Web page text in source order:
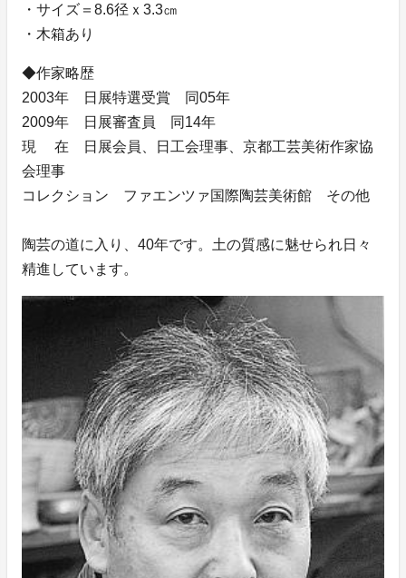
・サイズ＝8.6径ｘ3.3㎝
・木箱あり
◆作家略歴
2003年 日展特選受賞 同05年
2009年 日展審査員 同14年
現 在 日展会員、日工会理事、京都工芸美術作家協
会理事
コレクション ファエンツァ国際陶芸美術館 その他
陶芸の道に入り、40年です。土の質感に魅せられ日々
精進しています。